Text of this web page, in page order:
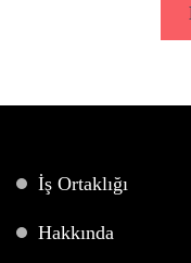
İş Ortaklığı
Hakkında